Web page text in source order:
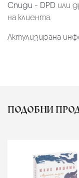
Спиди - DPD или
на клиента.
Актулизирана
ПОДОБНИ